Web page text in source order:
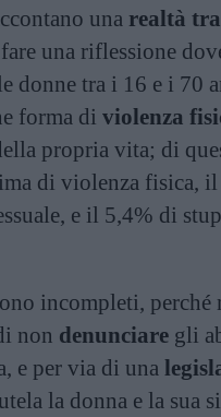
una realtà
una riflessione
donne tra i 16 e i 70
forma di violenza
propria vita; di
di violenza fisica,
e il 5,4% di
incompleti, perché
non denunciare gli
e per via di una
la donna e la sua